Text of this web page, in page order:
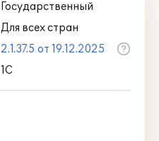
Государственный
Для всех стран
2.1.37.5 от 19.12.2025
1С